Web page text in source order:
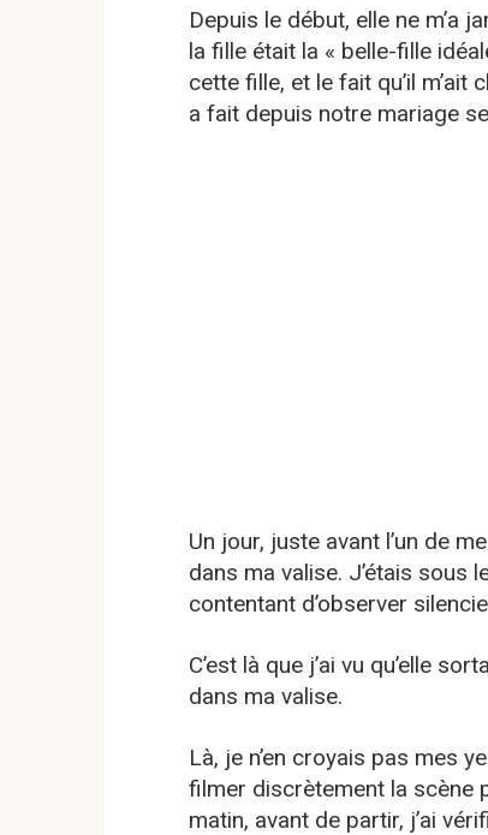
Depuis le début, elle ne m’a
la fille était la « belle-fille
cette fille, et le fait qu’il m’ait
a fait depuis notre mariage
Un jour, juste avant l’un de
dans ma valise. J’étais sous
contentant d’observer
C’est là que j’ai vu qu’elle
dans ma valise.
Là, je n’en croyais pas mes
filmer discrètement la scène
matin, avant de partir, j’ai